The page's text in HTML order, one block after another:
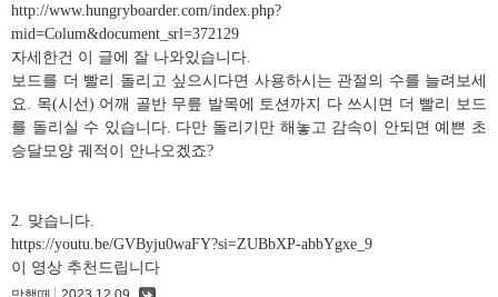
http://www.hungryboarder.com/index.php?
mid=Colum&document_srl=372129
자세한건 이 글에 잘 나와있습니다.
보드를 더 빨리 돌리고 싶으시다면 사용하시는 관절의 수를 늘려보세
요. 목(시선) 어깨 골반 무릎 발목에 토션까지 다 쓰시면 더 빨리 보드
를 돌리실 수 있습니다. 다만 돌리기만 해놓고 감속이 안되면 예쁜 초
승달모양 궤적이 안나오겠죠?
2. 맞습니다.
https://youtu.be/GVByju0waFY?si=ZUBbXP-abbYgxe_9
이 영상 추천드립니다